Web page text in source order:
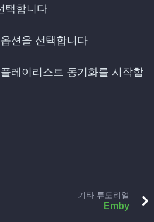
택합니다
션을 선택합니다
레이리스트 동기화를 시작합
기타 튜토리얼
Emby